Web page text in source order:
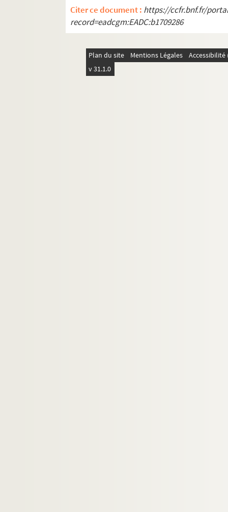
Citer ce document : https://ccfr.bnf.fr/
record=eadcgm:EADC:b1709286
Plan du site Mentions Légales
v 31.1.0